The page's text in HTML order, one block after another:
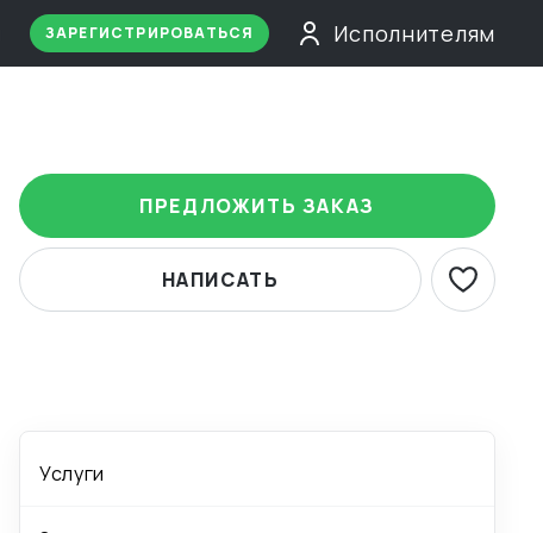
ЗАРЕГИСТРИРОВАТЬСЯ Исполнителям
ПРЕДЛОЖИТЬ ЗАКАЗ
НАПИСАТЬ
Услуги